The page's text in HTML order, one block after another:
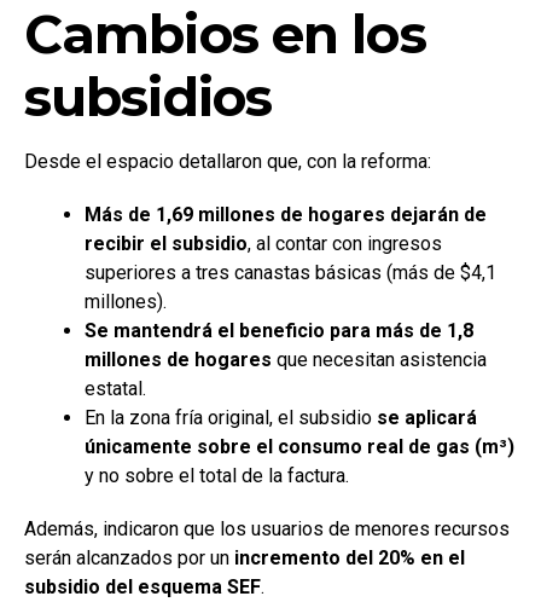
Cambios en los
subsidios
Desde el espacio detallaron que, con la reforma:
Más de 1,69 millones de hogares dejarán de
recibir el subsidio, al contar con ingresos
superiores a tres canastas básicas (más de $4,1
millones).
Se mantendrá el beneficio para más de 1,8
millones de hogares que necesitan asistencia
estatal.
En la zona fría original, el subsidio se aplicará
únicamente sobre el consumo real de gas (m³)
y no sobre el total de la factura.
Además, indicaron que los usuarios de menores recursos
serán alcanzados por un incremento del 20% en el
subsidio del esquema SEF.